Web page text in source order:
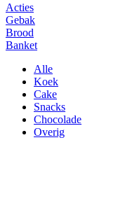
Acties
Gebak
Brood
Banket
Alle
Koek
Cake
Snacks
Chocolade
Overig